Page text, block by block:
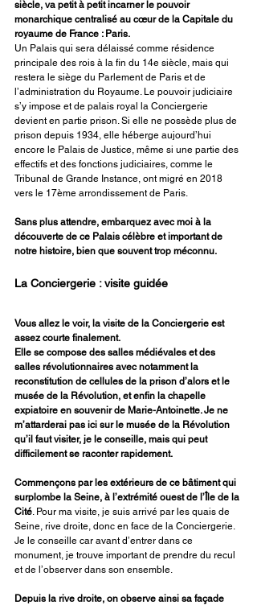
siècle, va petit à petit incarner le pouvoir
monarchique centralisé au cœur de la Capitale du
royaume de France : Paris.
Un Palais qui sera délaissé comme résidence
principale des rois à la fin du 14e siècle, mais qui
restera le siège du Parlement de Paris et de
l’administration du Royaume. Le pouvoir judiciaire
s’y impose et de palais royal la Conciergerie
devient en partie prison. Si elle ne possède plus de
prison depuis 1934, elle héberge aujourd’hui
encore le Palais de Justice, même si une partie des
effectifs et des fonctions judiciaires, comme le
Tribunal de Grande Instance, ont migré en 2018
vers le 17ème arrondissement de Paris.
Sans plus attendre, embarquez avec moi à la
découverte de ce Palais célèbre et important de
notre histoire, bien que souvent trop méconnu.
La Conciergerie : visite guidée
Vous allez le voir, la visite de la Conciergerie est
assez courte finalement.
Elle se compose des salles médiévales et des
salles révolutionnaires avec notamment la
reconstitution de cellules de la prison d’alors et le
musée de la Révolution, et enfin la chapelle
expiatoire en souvenir de Marie-Antoinette. Je ne
m’attarderai pas ici sur le musée de la Révolution
qu’il faut visiter, je le conseille, mais qui peut
difficilement se raconter rapidement.
Commençons par les extérieurs de ce bâtiment qui
surplombe la Seine, à l’extrémité ouest de l’Île de la
Cité . Pour ma visite, je suis arrivé par les quais de
Seine, rive droite, donc en face de la Conciergerie.
Je le conseille car avant d’entrer dans ce
monument, je trouve important de prendre du recul
et de l’observer dans son ensemble.
Depuis la rive droite, on observe ainsi sa façade